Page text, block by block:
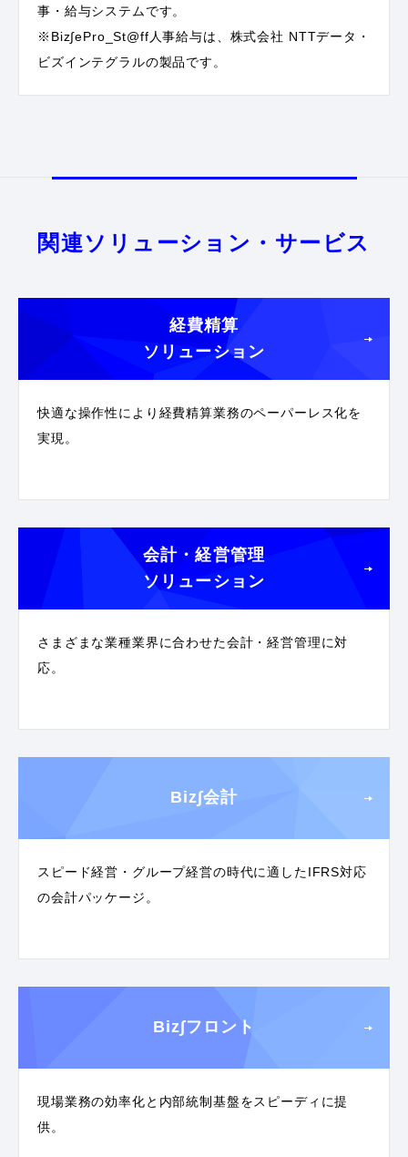
事・給与システムです。
※Biz∫ePro_St@ff人事給与は、株式会社 NTTデータ・
ビズインテグラルの製品です。
関連ソリューション・サービス
経費精算
ソリューション
快適な操作性により経費精算業務のペーパーレス化を
実現。
会計・経営管理
ソリューション
さまざまな業種業界に合わせた会計・経営管理に対
応。
Biz∫会計
スピード経営・グループ経営の時代に適したIFRS対応
の会計パッケージ。
Biz∫フロント
現場業務の効率化と内部統制基盤をスピーディに提
供。